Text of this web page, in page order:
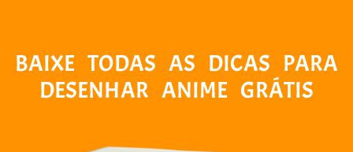
BAIXE TODAS AS DICAS PARA
DESENHAR ANIME GRÁTIS